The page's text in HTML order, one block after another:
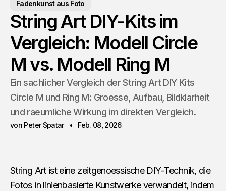
Fadenkunst aus Foto
String Art DIY-Kits im
Vergleich: Modell Circle
M vs. Modell Ring M
Ein sachlicher Vergleich der String Art DIY Kits
Circle M und Ring M: Groesse, Aufbau, Bildklarheit
und raeumliche Wirkung im direkten Vergleich.
von Peter Spatar Feb. 08, 2026
String Art ist eine zeitgenoessische DIY-Technik, die
Fotos in linienbasierte Kunstwerke verwandelt, indem